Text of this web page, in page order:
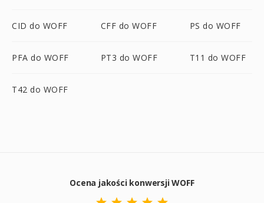
CID do WOFF CFF do WOFF PS do WOFF
PFA do WOFF PT3 do WOFF T11 do WOFF
T42 do WOFF
Ocena jakości konwersji WOFF